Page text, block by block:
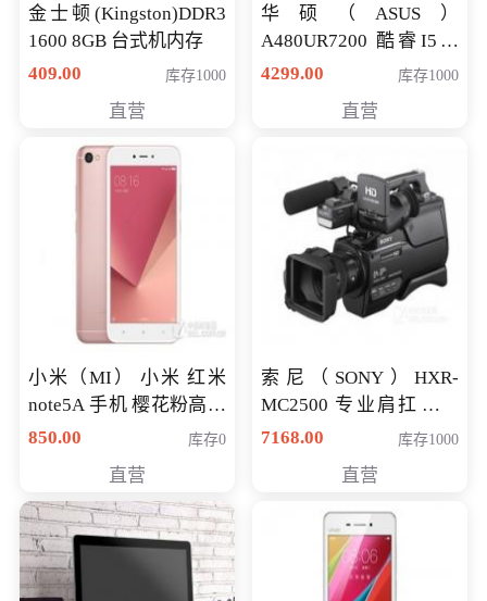
金士顿(Kingston)DDR3
1600 8GB 台式机内存
409.00
库存1000
直营
华硕（ASUS）
A480UR7200 酷睿I5超
薄学生办公游戏独显笔
NV930-2G独
4299.00 库存1000
直营
小米（MI） 小米 红米
note5A 手机 樱花粉高配
版 全网通(3G+32G)
850.00 库存0
直营
索尼（SONY）HXR-
MC2500 专业肩扛式存
储卡全高清摄录一体机
清入门级摄像机
7168.00 库存1000
直营